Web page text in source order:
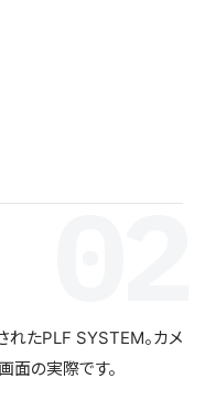
れたPLF SYSTEM。カメ
面の実際です。